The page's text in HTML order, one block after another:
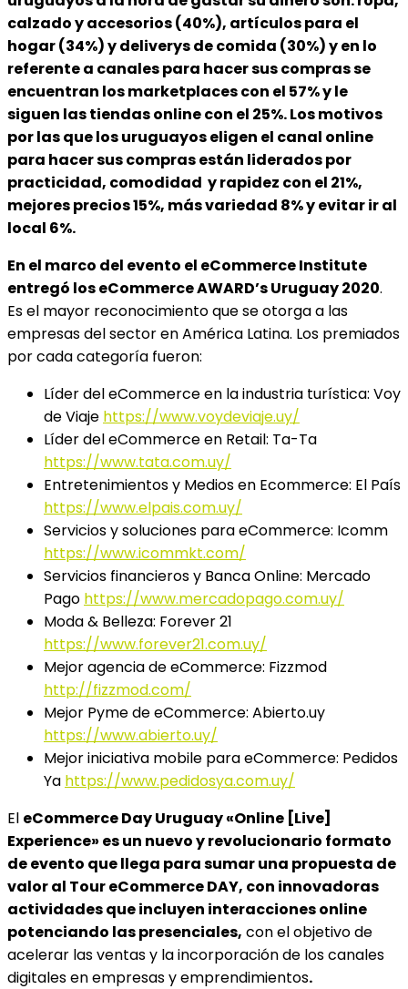
calzado y accesorios (40%), artículos para el
hogar (34%) y deliverys de comida (30%)y en lo
referente a canales para hacer sus compras se
encuentran los marketplaces con el 57%y le
siguen las tiendas online con el 25%. Los motivos
por las que los uruguayos eligen el canal online
para hacer sus compras están liderados por
practicidad, comodidad y rapidez con el 21%,
mejores precios 15%, más variedad 8% y evitar ir al
local 6%.
En el marco del evento el eCommerce Institute
entregó los eCommerce AWARD’s Uruguay 2020.
Es el mayor reconocimiento que se otorga a las
empresas del sector en América Latina. Los premiados
por cada categoría fueron:
Líder del eCommerce en la industria turística: Voy
de Viaje https://www.voydeviaje.uy/
Líder del eCommerce en Retail: Ta-Ta
https://www.tata.com.uy/
Entretenimientos y Medios en Ecommerce: El País
https://www.elpais.com.uy/
Servicios y soluciones para eCommerce: Icomm
https://www.icommkt.com/
Servicios financieros y Banca Online: Mercado
Pago https://www.mercadopago.com.uy/
Moda & Belleza: Forever 21
https://www.forever21.com.uy/
Mejor agencia de eCommerce: Fizzmod
http://fizzmod.com/
Mejor Pyme de eCommerce: Abierto.uy
https://www.abierto.uy/
Mejor iniciativa mobile para eCommerce: Pedidos
Ya https://www.pedidosya.com.uy/
El eCommerce Day Uruguay «Online [Live]
Experience» es un nuevo y revolucionario formato
de evento que llega para sumar una propuesta de
valor al Tour eCommerce DAY, con innovadoras
actividades que incluyen interacciones online
potenciando las presenciales, con el objetivo de
acelerar las ventas y la incorporación de los canales
digitales en empresas y emprendimientos.